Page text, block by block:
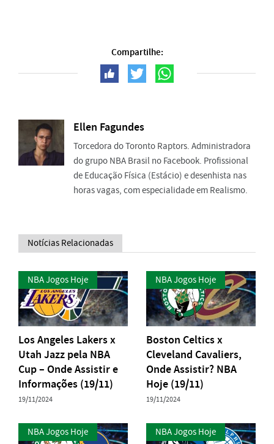
Compartilhe:
Ellen Fagundes
Torcedora do Toronto Raptors. Administradora
do grupo NBA Brasil no Facebook. Profissional
de Educação Física (Estácio) e desenhista nas
horas vagas, com especialidade em Realismo.
Notícias Relacionadas
NBA Jogos Hoje
Los Angeles Lakers x
Utah Jazz pela NBA
Cup – Onde Assistir e
Informações (19/11)
19/11/2024
NBA Jogos Hoje
Boston Celtics x
Cleveland Cavaliers,
Onde Assistir? NBA
Hoje (19/11)
19/11/2024
NBA Jogos Hoje NBA Jogos Hoje